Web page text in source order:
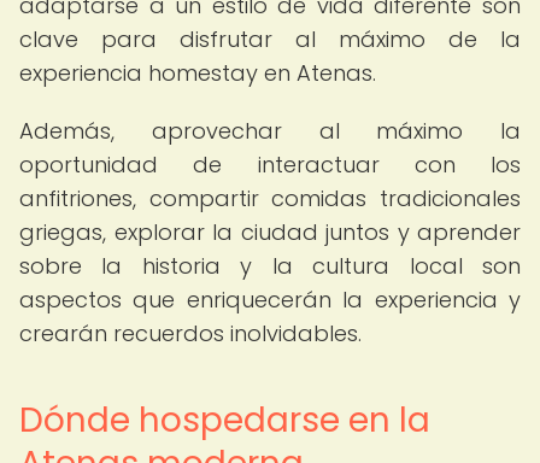
clave para disfrutar al máximo de la
experiencia homestay en Atenas.
Además, aprovechar al máximo la
oportunidad de interactuar con los
anfitriones, compartir comidas tradicionales
griegas, explorar la ciudad juntos y aprender
sobre la historia y la cultura local son
aspectos que enriquecerán la experiencia y
crearán recuerdos inolvidables.
Dónde hospedarse en la